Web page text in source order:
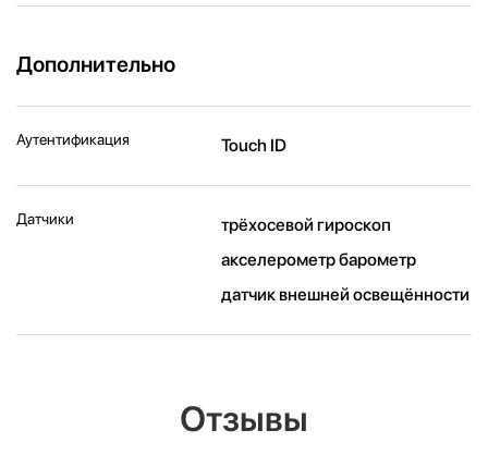
Дополнительно
Аутентификация Touch ID
Датчики
трёхосевой гироскоп
акселерометр барометр
датчик внешней освещённости
Отзывы